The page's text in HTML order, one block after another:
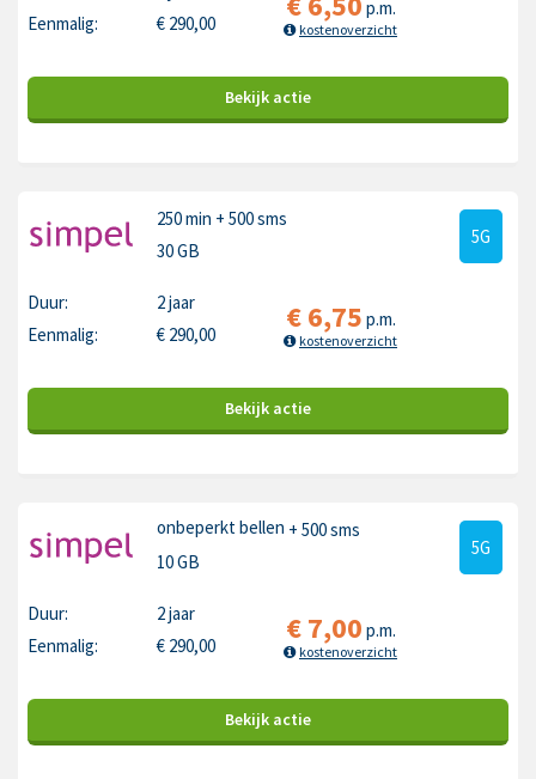
Eenmalig:
€ 290,00
p.m.
kostenoverzicht
Bekijk actie
250 min + 500 sms
30 GB
5G
Duur:
2 jaar
Eenmalig:
€ 290,00 €6,75 p.m.
kostenoverzicht
Bekijk actie
onbeperkt bellen + 500 sms
10 GB
5G
Duur:
2 jaar
Eenmalig:
€ 290,00 €7,00 p.m.
kostenoverzicht
Bekijk actie